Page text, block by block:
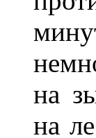
на
на